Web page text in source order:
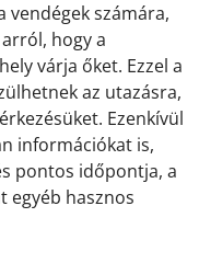
vendégek számára,
hogy a
várja őket. Ezzel a
az utazásra,
Ezenkívül
információkat is,
pontos időpontja, a
egyéb hasznos